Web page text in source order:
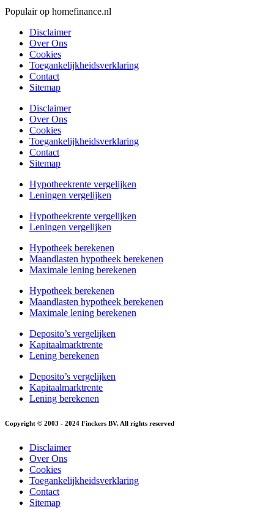
Populair op homefinance.nl
Disclaimer
Over Ons
Cookies
Toegankelijkheidsverklaring
Contact
Sitemap
Disclaimer
Over Ons
Cookies
Toegankelijkheidsverklaring
Contact
Sitemap
Hypotheekrente vergelijken
Leningen vergelijken
Hypotheekrente vergelijken
Leningen vergelijken
Hypotheek berekenen
Maandlasten hypotheek berekenen
Maximale lening berekenen
Hypotheek berekenen
Maandlasten hypotheek berekenen
Maximale lening berekenen
Deposito’s vergelijken
Kapitaalmarktrente
Lening berekenen
Deposito’s vergelijken
Kapitaalmarktrente
Lening berekenen
Copyright © 2003 - 2024 Finckers BV. All rights reserved
Disclaimer
Over Ons
Cookies
Toegankelijkheidsverklaring
Contact
Sitemap